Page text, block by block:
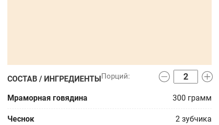
СОСТАВ / ИНГРЕДИЕНТЫ
Мраморная говядина 300 грамм
Чеснок 2 зубчика